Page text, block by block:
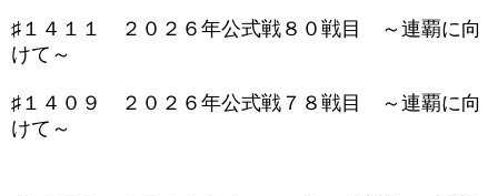
♯１４１１ ２０２６年公式戦８０戦目 ～連覇に向
けて～
♯１４０９ ２０２６年公式戦７８戦目 ～連覇に向
けて～